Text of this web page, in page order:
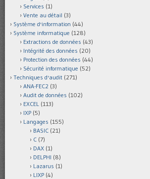
Services (1)
Vente au détail (3)
Système d'information (44)
Système informatique (128)
Extractions de données (43)
Intégrité des données (20)
Protection des données (44)
Sécurité informatique (52)
Techniques d'audit (271)
ANA-FEC2 (3)
Audit de données (102)
EXCEL (113)
IXP (5)
Langages (155)
BASIC (21)
C (7)
DAX (1)
DELPHI (8)
Lazarus (1)
LIXP (4)